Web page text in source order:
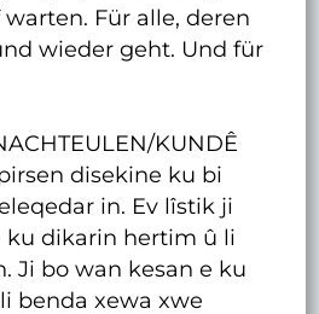
Für alle, deren
wieder geht. Und für
KUNDÊ
disekine ku bi
in. Ev lîstik ji
ku dikarin hertim û li
Ji bo wan kesan e ku
benda xewa xwe